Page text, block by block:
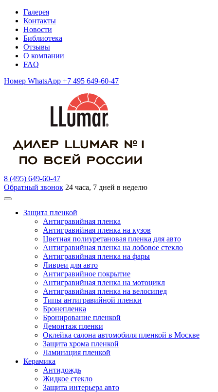
Галерея
Контакты
Новости
Библиотека
Отзывы
О компании
FAQ
Номер WhatsApp +7 495 649-60-47
8 (495) 649-60-47
Обратный звонок 24 часа, 7 дней в неделю
Защита пленкой
Антигравийная пленка
Антигравийная пленка на кузов
Цветная полиуретановая пленка для авто
Антигравийная пленка на лобовое стекло
Антигравийная пленка на фары
Ливреи для авто
Антигравийное покрытие
Антигравийная пленка на мотоцикл
Антигравийная пленка на велосипед
Типы антигравийной пленки
Бронепленка
Бронирование пленкой
Демонтаж пленки
Оклейка салона автомобиля пленкой в Москве
Защита хрома пленкой
Ламинация пленкой
Керамика
Антидождь
Жидкое стекло
Защита интерьера авто